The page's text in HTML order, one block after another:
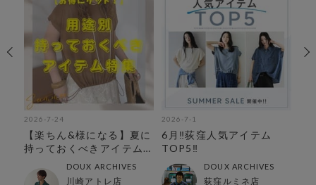
2026-7-24
【楽ちん&様になる】夏に
持っておくべきアイテム
DOUX ARCHIVES
川崎アトレ店
2026-7-1
6月‼︎荻窪人気アイテム
TOP5‼︎
DOUX ARCHIVES
荻窪ルミネ店